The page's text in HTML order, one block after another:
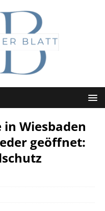
Wiesbaden
geöffnet: